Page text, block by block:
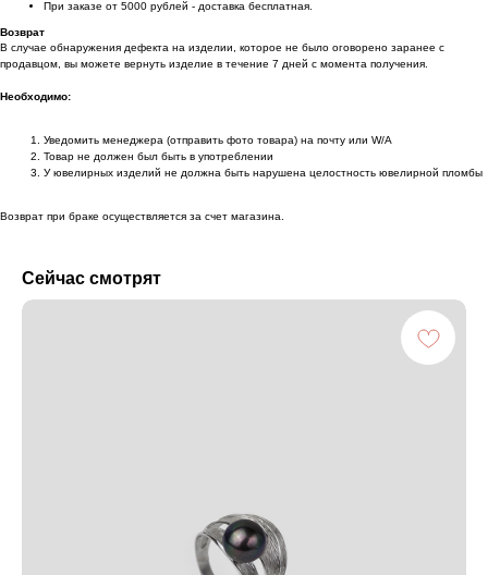
При заказе от 5000 рублей - доставка бесплатная.
Возврат
В случае обнаружения дефекта на изделии, которое не было оговорено заранее с
продавцом, вы можете вернуть изделие в течение 7 дней с момента получения.
Необходимо:
Уведомить менеджера (отправить фото товара) на почту или W/А
Товар не должен был быть в употреблении
У ювелирных изделий не должна быть нарушена целостность ювелирной пломбы
Возврат при браке осуществляется за счет магазина.
Сейчас смотрят